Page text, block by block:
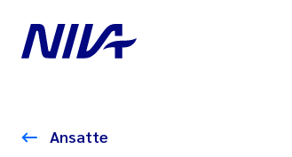
Ansatte